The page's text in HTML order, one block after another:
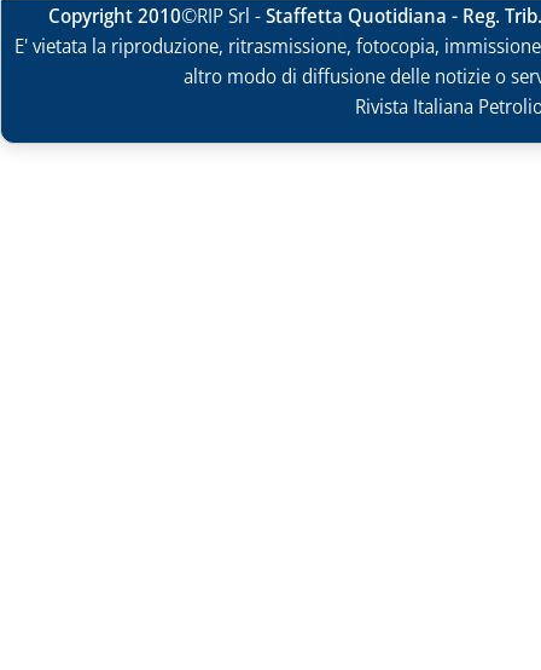
Copyright 2010©RIP Srl -Staffetta Quotidiana - Reg.
E' vietata la riproduzione, ritrasmissione, fotocopia,
altro modo di diffusione delle notizie o
Rivista Italiana